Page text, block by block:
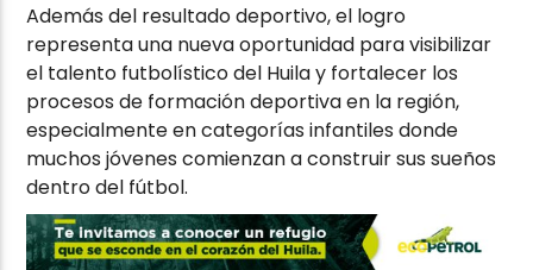
Además del resultado deportivo, el logro
representa una nueva oportunidad para visibilizar
el talento futbolístico del Huila y fortalecer los
procesos de formación deportiva en la región,
especialmente en categorías infantiles donde
muchos jóvenes comienzan a construir sus sueños
dentro del fútbol.